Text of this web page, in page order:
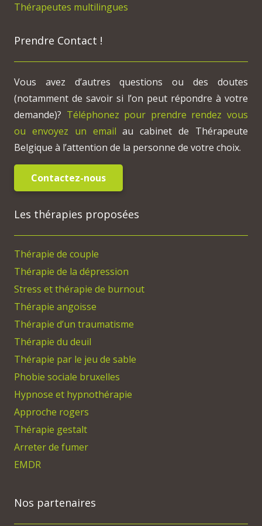
Thérapeutes multilingues
Prendre Contact !
Vous avez d’autres questions ou des doutes
(notamment de savoir si l’on peut répondre à votre
demande)? Téléphonez pour prendre rendez vous
ou envoyez un email au cabinet de Thérapeute
Belgique à l’attention de la personne de votre choix.
Contactez-nous
Les thérapies proposées
Thérapie de couple
Thérapie de la dépression
Stress et thérapie de burnout
Thérapie angoisse
Thérapie d’un traumatisme
Thérapie du deuil
Thérapie par le jeu de sable
Phobie sociale bruxelles
Hypnose et hypnothérapie
Approche rogers
Thérapie gestalt
Arreter de fumer
EMDR
Nos partenaires